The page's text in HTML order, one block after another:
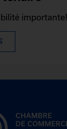
importante!